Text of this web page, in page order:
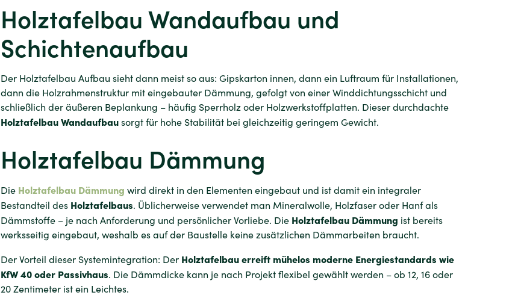
Holztafelbau Wandaufbau und
Schichtenaufbau
Der Holztafelbau Aufbau sieht dann meist so aus: Gipskarton innen, dann ein Luftraum für Installationen,
dann die Holzrahmenstruktur mit eingebauter Dämmung, gefolgt von einer Winddichtungsschicht und
schließlich der äußeren Beplankung – häufig Sperrholz oder Holzwerkstoffplatten. Dieser durchdachte
Holztafelbau Wandaufbausorgt für hohe Stabilität bei gleichzeitig geringem Gewicht.
Holztafelbau Dämmung
Die Holztafelbau Dämmung wird direkt in den Elementen eingebaut und ist damit ein integraler
Bestandteil des Holztafelbaus. Üblicherweise verwendet man Mineralwolle, Holzfaser oder Hanf als
Dämmstoffe – je nach Anforderung und persönlicher Vorliebe. Die Holztafelbau Dämmung ist bereits
werksseitig eingebaut, weshalb es auf der Baustelle keine zusätzlichen Dämmarbeiten braucht.
Der Vorteil dieser Systemintegration: Der Holztafelbauerreift mühelos moderne Energiestandards wie
KfW 40 oder Passivhaus. Die Dämmdicke kann je nach Projekt flexibel gewählt werden – ob 12, 16 oder
20 Zentimeter ist ein Leichtes.